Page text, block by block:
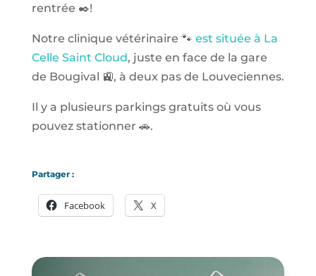
rentrée ✒️!
Notre clinique vétérinaire 🐾 est située à La
Celle Saint Cloud, juste en face de la gare
de Bougival 🚉, à deux pas de Louveciennes.
Il y a plusieurs parkings gratuits où vous
pouvez stationner 🚗.
Partager :
Facebook X